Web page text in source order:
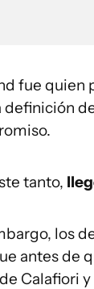
fue quien
definición
tanto,
los
antes de
Calafiori